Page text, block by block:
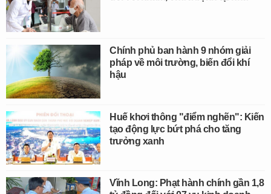
Chính phủ ban hành 9 nhóm giải
pháp về môi trường, biến đổi khí
hậu
Huế khơi thông "điểm nghẽn": Kiến
tạo động lực bứt phá cho tăng
trưởng xanh
Vĩnh Long: Phạt hành chính gần 1,8